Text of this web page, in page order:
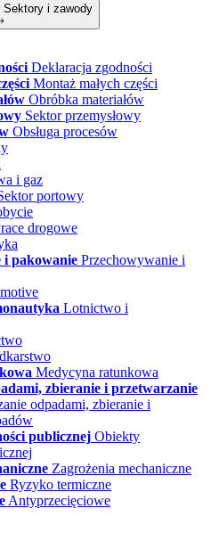
Sektory i zawody
Deklaracja zgodności
Montaż małych części
Obróbka materiałów
Sektor przemysłowy
Obsługa procesów
i gaz
portowy
drogowe
i pakowanie Przechowywanie i
Lotnictwo i
Medycyna ratunkowa
zbieranie i przetwarzanie
odpadami, zbieranie i
publicznej Obiekty
Zagrożenia mechaniczne
Ryzyko termiczne
Antyprzecięciowe